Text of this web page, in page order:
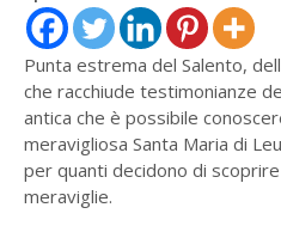
Punta estrema del Salento,
che racchiude testimonianze
antica che è possibile
meravigliosa Santa Maria di
per quanti decidono di
meraviglie.